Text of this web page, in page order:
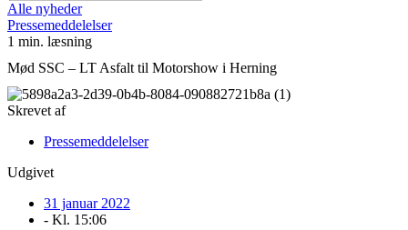
Alle nyheder
Pressemeddelelser
1 min. læsning
Mød SSC – LT Asfalt til Motorshow i Herning
Skrevet af
Pressemeddelelser
Udgivet
31 januar 2022
- Kl. 15:06